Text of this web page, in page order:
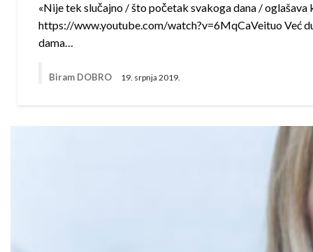
«Nije tek slučajno / što početak svakoga dana /
https://www.youtube.com/watch?v=6MqCaVeituo Već
dama…
Biram DOBRO 19. srpnja 2019.